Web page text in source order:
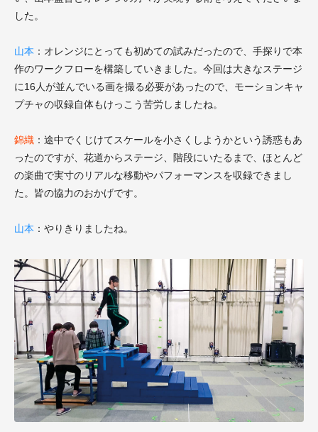
した。
山本 ：オレンジにとっても初めての試みだったので、手探りで本
作のワークフローを構築していきました。今回は大きなステージ
に16人が並んでいる画を撮る必要があったので、モーションキャ
プチャの収録自体もけっこう苦労しましたね。
錦織 ：途中でくじけてスケールを小さくしようかという誘惑もあ
ったのですが、花道からステージ、階段にいたるまで、ほとんど
の楽曲で実寸のリアルな移動やパフォーマンスを収録できまし
た。皆の協力のおかげです。
山本 ：やりきりましたね。